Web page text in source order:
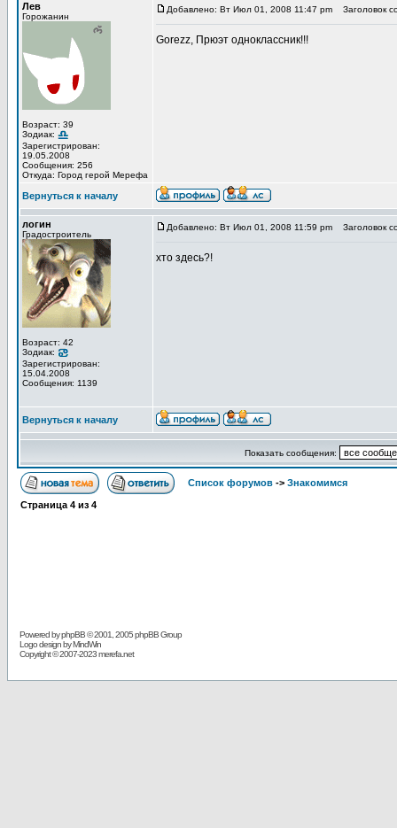
Лев
Горожанин
Возраст: 39
Зодиак:
Зарегистрирован:
19.05.2008
Сообщения: 256
Откуда: Город герой Мерефа
Добавлено: Вт Июл 01, 2008 11:47 pm Заголовок
Gorezz, Прюэт одноклассник!!!
Вернуться к началу
логин
Градостроитель
Возраст: 42
Зодиак:
Зарегистрирован:
15.04.2008
Сообщения: 1139
Добавлено: Вт Июл 01, 2008 11:59 pm Заголовок
хто здесь?!
Вернуться к началу
Показать сообщения:
Список форумов -> Знакомимся
Страница 4 из 4
Powered byphpBB© 2001, 2005 phpBB Group
Logo design by MindWin
Copyright © 2007-2023 merefa.net